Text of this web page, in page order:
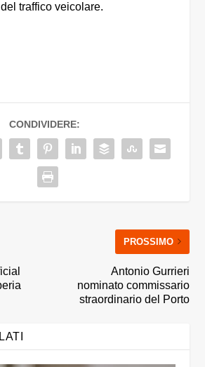
traffico veicolare.
CONDIVIDERE:
PROSSIMO
Antonio Gurrieri
nominato commissario
straordinario del Porto